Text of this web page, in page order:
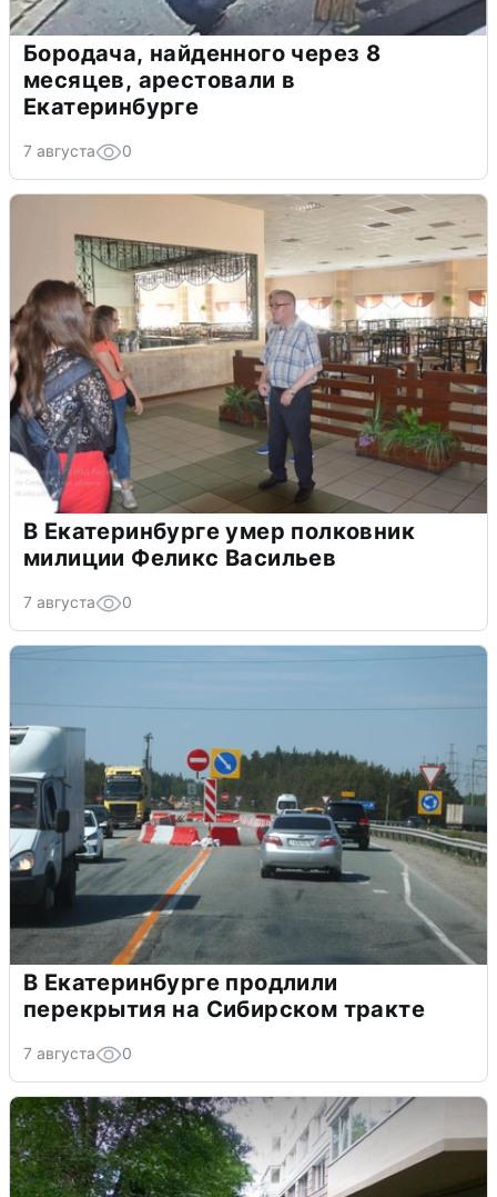
Бородача, найденного через 8
месяцев, арестовали в
Екатеринбурге
7 августа 0
В Екатеринбурге умер полковник
милиции Феликс Васильев
7 августа 0
В Екатеринбурге продлили
перекрытия на Сибирском тракте
7 августа 0